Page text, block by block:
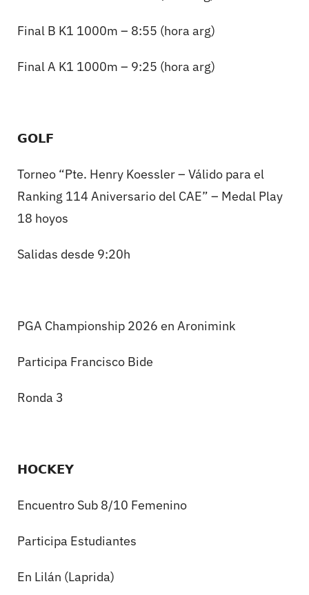
Final B K1 1000m – 8:55 (hora arg)
Final A K1 1000m – 9:25 (hora arg)
𝗚𝗢𝗟𝗙
Torneo “Pte. Henry Koessler – Válido para el
Ranking 114 Aniversario del CAE” – Medal Play
18 hoyos
Salidas desde 9:20h
PGA Championship 2026 en Aronimink
Participa Francisco Bide
Ronda 3
𝗛𝗢𝗖𝗞𝗘𝗬
Encuentro Sub 8/10 Femenino
Participa Estudiantes
En Lilán (Laprida)